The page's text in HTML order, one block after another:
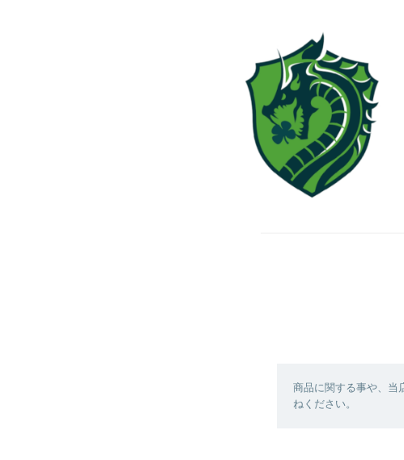
商品に関する事や、当
ねください。